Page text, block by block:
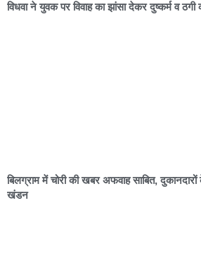
विधवा ने युवक पर विवाह का झांसा देकर दुष्कर्म व ठगी
बिलग्राम में चोरी की खबर अफवाह साबित,
खंडन